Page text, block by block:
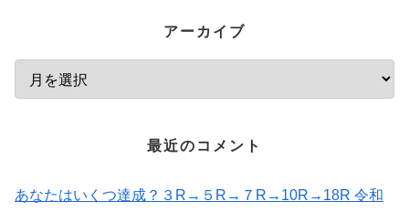
アーカイブ
最近のコメント
あなたはいくつ達成？３R→５R→７R→10R→18R 令和